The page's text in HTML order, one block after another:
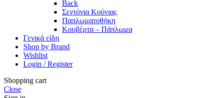
Back
Σεντόνια Κούνιας
Παπλωματοθήκη
Κουβέρτα – Πάπλωμα
Γενικά είδη
Shop by Brand
Wishlist
Login / Register
Shopping cart
Close